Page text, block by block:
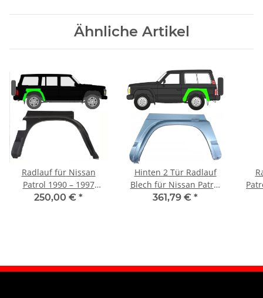
Ähnliche Artikel
Radlauf für Nissan
Patrol 1990 – 1997
rechts
250,00 € *
Hinten 2 Tür Radlauf
Blech für Nissan Patrol
Y60 Gy60 1990 - 1997
361,79 € *